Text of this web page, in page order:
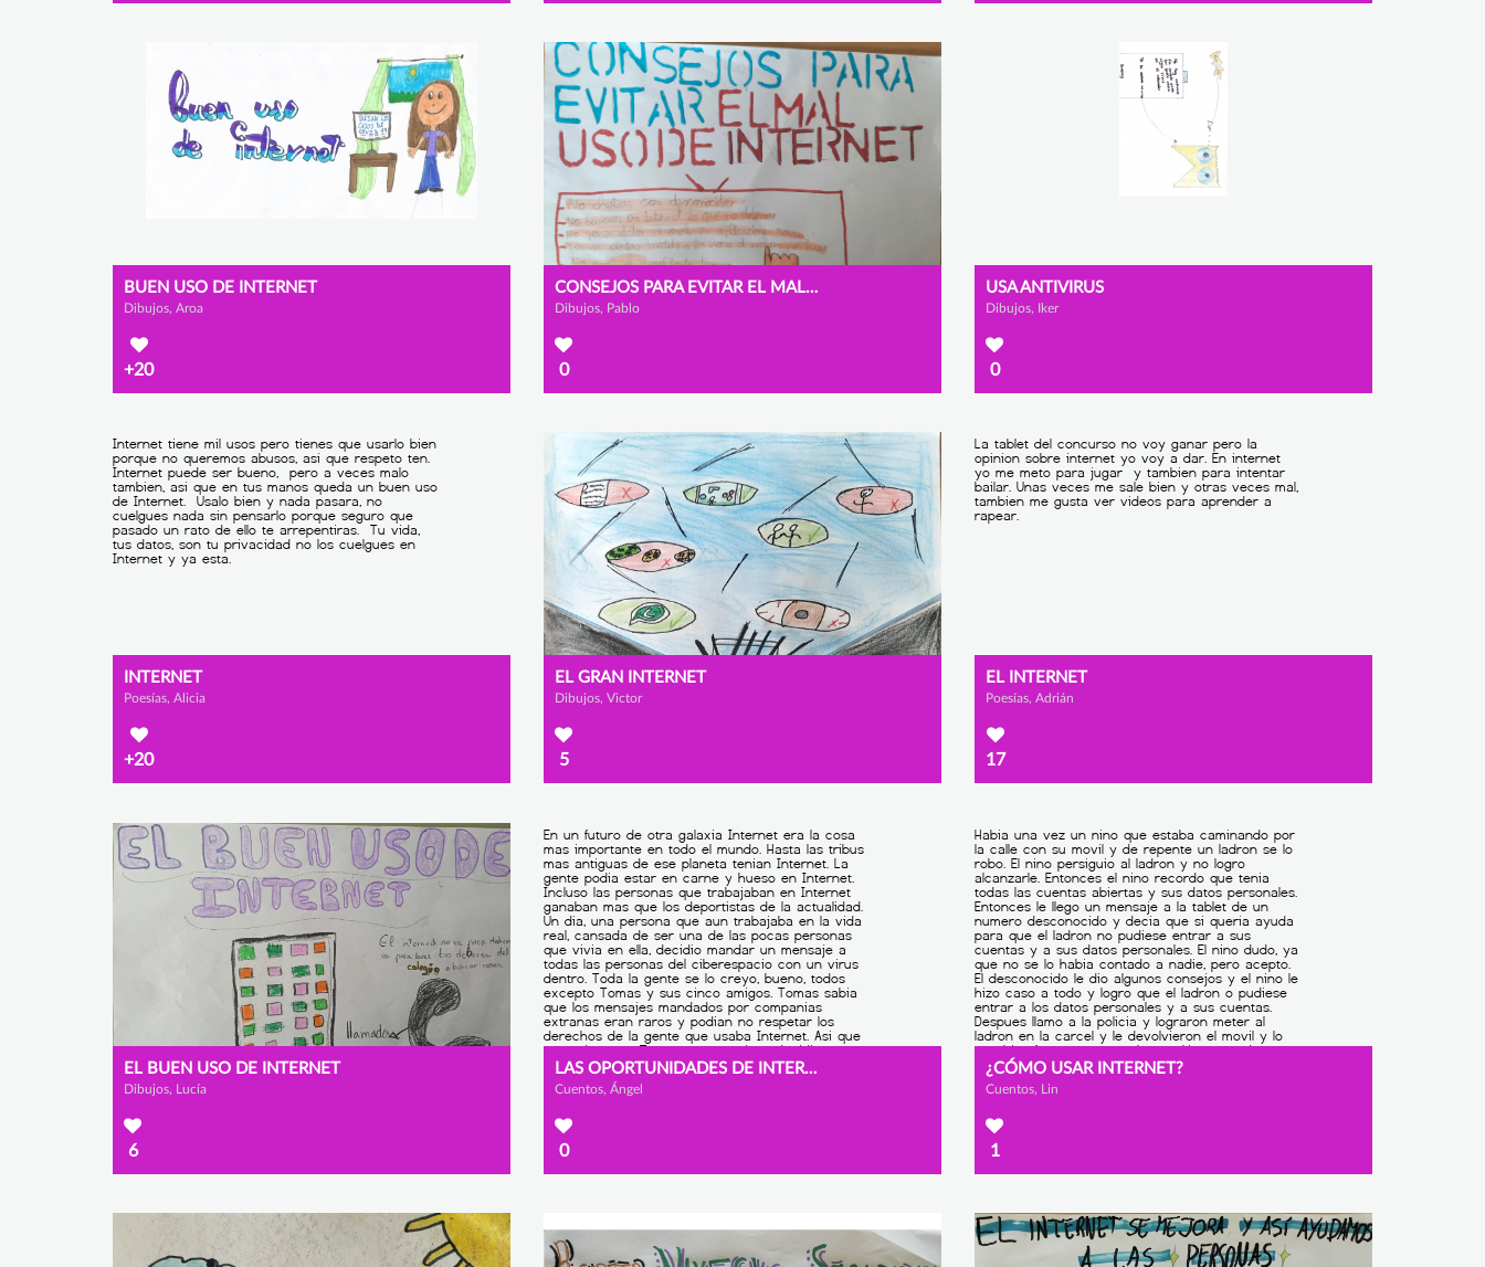
BUEN USO DE INTERNET
Dibujos, Aroa
+20
CONSEJOS PARA EVITAR EL MAL USO DE INTERNET
Dibujos, Pablo
0
USA ANTIVIRUS
Dibujos, Iker
0
INTERNET
Poesías, Alicia
+20
EL GRAN INTERNET
Dibujos, Victor
5
EL INTERNET
Poesías, Adrián
17
EL BUEN USO DE INTERNET
Dibujos, Lucía
6
LAS OPORTUNIDADES DE INTERNET
Cuentos, Ángel
0
¿CÓMO USAR INTERNET?
Cuentos, Lin
1